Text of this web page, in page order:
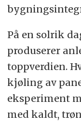
På en solrik
produserer
toppverdien.
kjøling av
eksperiment
med kaldt,